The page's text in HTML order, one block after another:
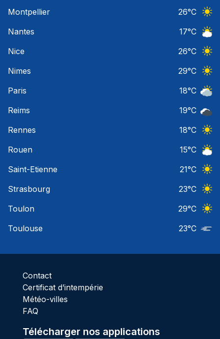
Montpellier
26°C
Nantes
17°C
Nice
26°C
Nimes
29°C
Paris
18°C
Reims
19°C
Rennes
18°C
Rouen
15°C
Saint-Etienne
21°C
Strasbourg
23°C
Toulon
29°C
Toulouse
23°C
Contact
Certificat d’intempérie
Météo-villes
FAQ
Télécharger nos applications